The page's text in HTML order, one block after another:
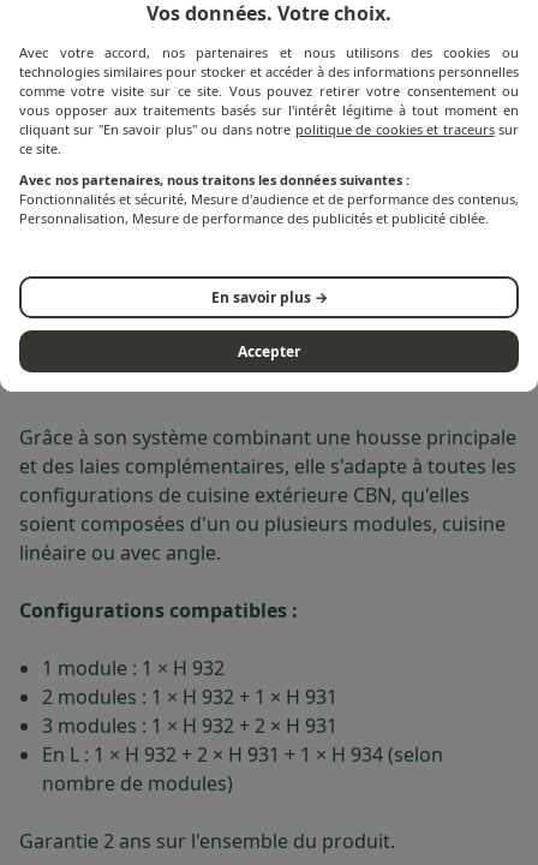
intégrée pour assurer une ventilation constante.
Les dimensions de la housse H 932 sont adaptées aux
meubles de cuisine extérieure, références SPAF CBN,
SDAF CBN, SEAF CBN et SGAF CBN.
H 932 est la housse de protection principale
Une Laie principale
Un coté gauche
Grâce à son système combinant une housse principale
et des laies complémentaires, elle s'adapte à toutes les
configurations de cuisine extérieure CBN, qu'elles
soient composées d'un ou plusieurs modules, cuisine
linéaire ou avec angle.
Configurations compatibles :
1 module : 1 × H 932
2 modules : 1 × H 932 + 1 × H 931
3 modules : 1 × H 932 + 2 × H 931
En L : 1 × H 932 + 2 × H 931 + 1 × H 934 (selon
nombre de modules)
Garantie 2 ans sur l'ensemble du produit.
Vos données. Votre choix.
Avec votre accord, nos partenaires et nous utilisons des cookies ou
technologies similaires pour stocker et accéder à des informations personnelles
comme votre visite sur ce site. Vous pouvez retirer votre consentement ou
vous opposer aux traitements basés sur l'intérêt légitime à tout moment en
cliquant sur "En savoir plus" ou dans notre politique de cookies et traceurssur
ce site.
Avec nos partenaires, nous traitons les données suivantes :
Fonctionnalités et sécurité, Mesure d'audience et de performance des contenus,
Personnalisation, Mesure de performance des publicités et publicité ciblée.
En savoir plus →
Accepter